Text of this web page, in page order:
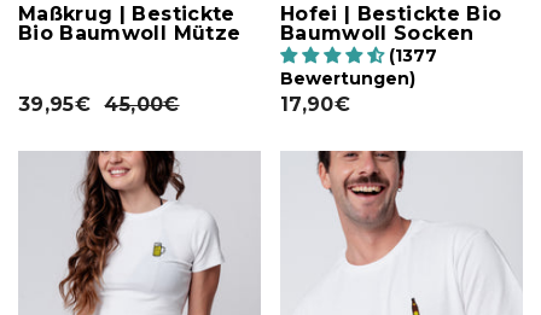
Maßkrug | Bestickte
Bio Baumwoll Mütze
39,95€ 45,00€
Hofei | Bestickte Bio
Baumwoll Socken
(1377
Bewertungen)
17,90€